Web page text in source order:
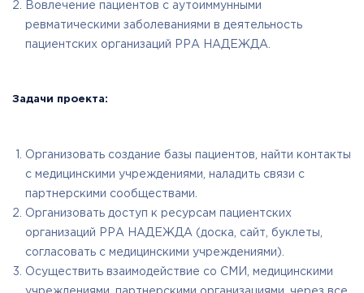
Вовлечение пациентов с аутоиммунными
ревматическими заболеваниями в деятельность
пациентских организаций РРА НАДЕЖДА.
Задачи проекта:
Организовать создание базы пациентов, найти контакты
с медицинскими учреждениями, наладить связи с
партнерскими сообществами.
Организовать доступ к ресурсам пациентских
организаций РРА НАДЕЖДА (доска, сайт, буклеты,
согласовать с медицинскими учреждениями).
Осуществить взаимодействие со СМИ, медицинскими